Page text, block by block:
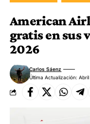
American
gratis en sus
2026
Última Actualización: Abril
Carlos Sáenz